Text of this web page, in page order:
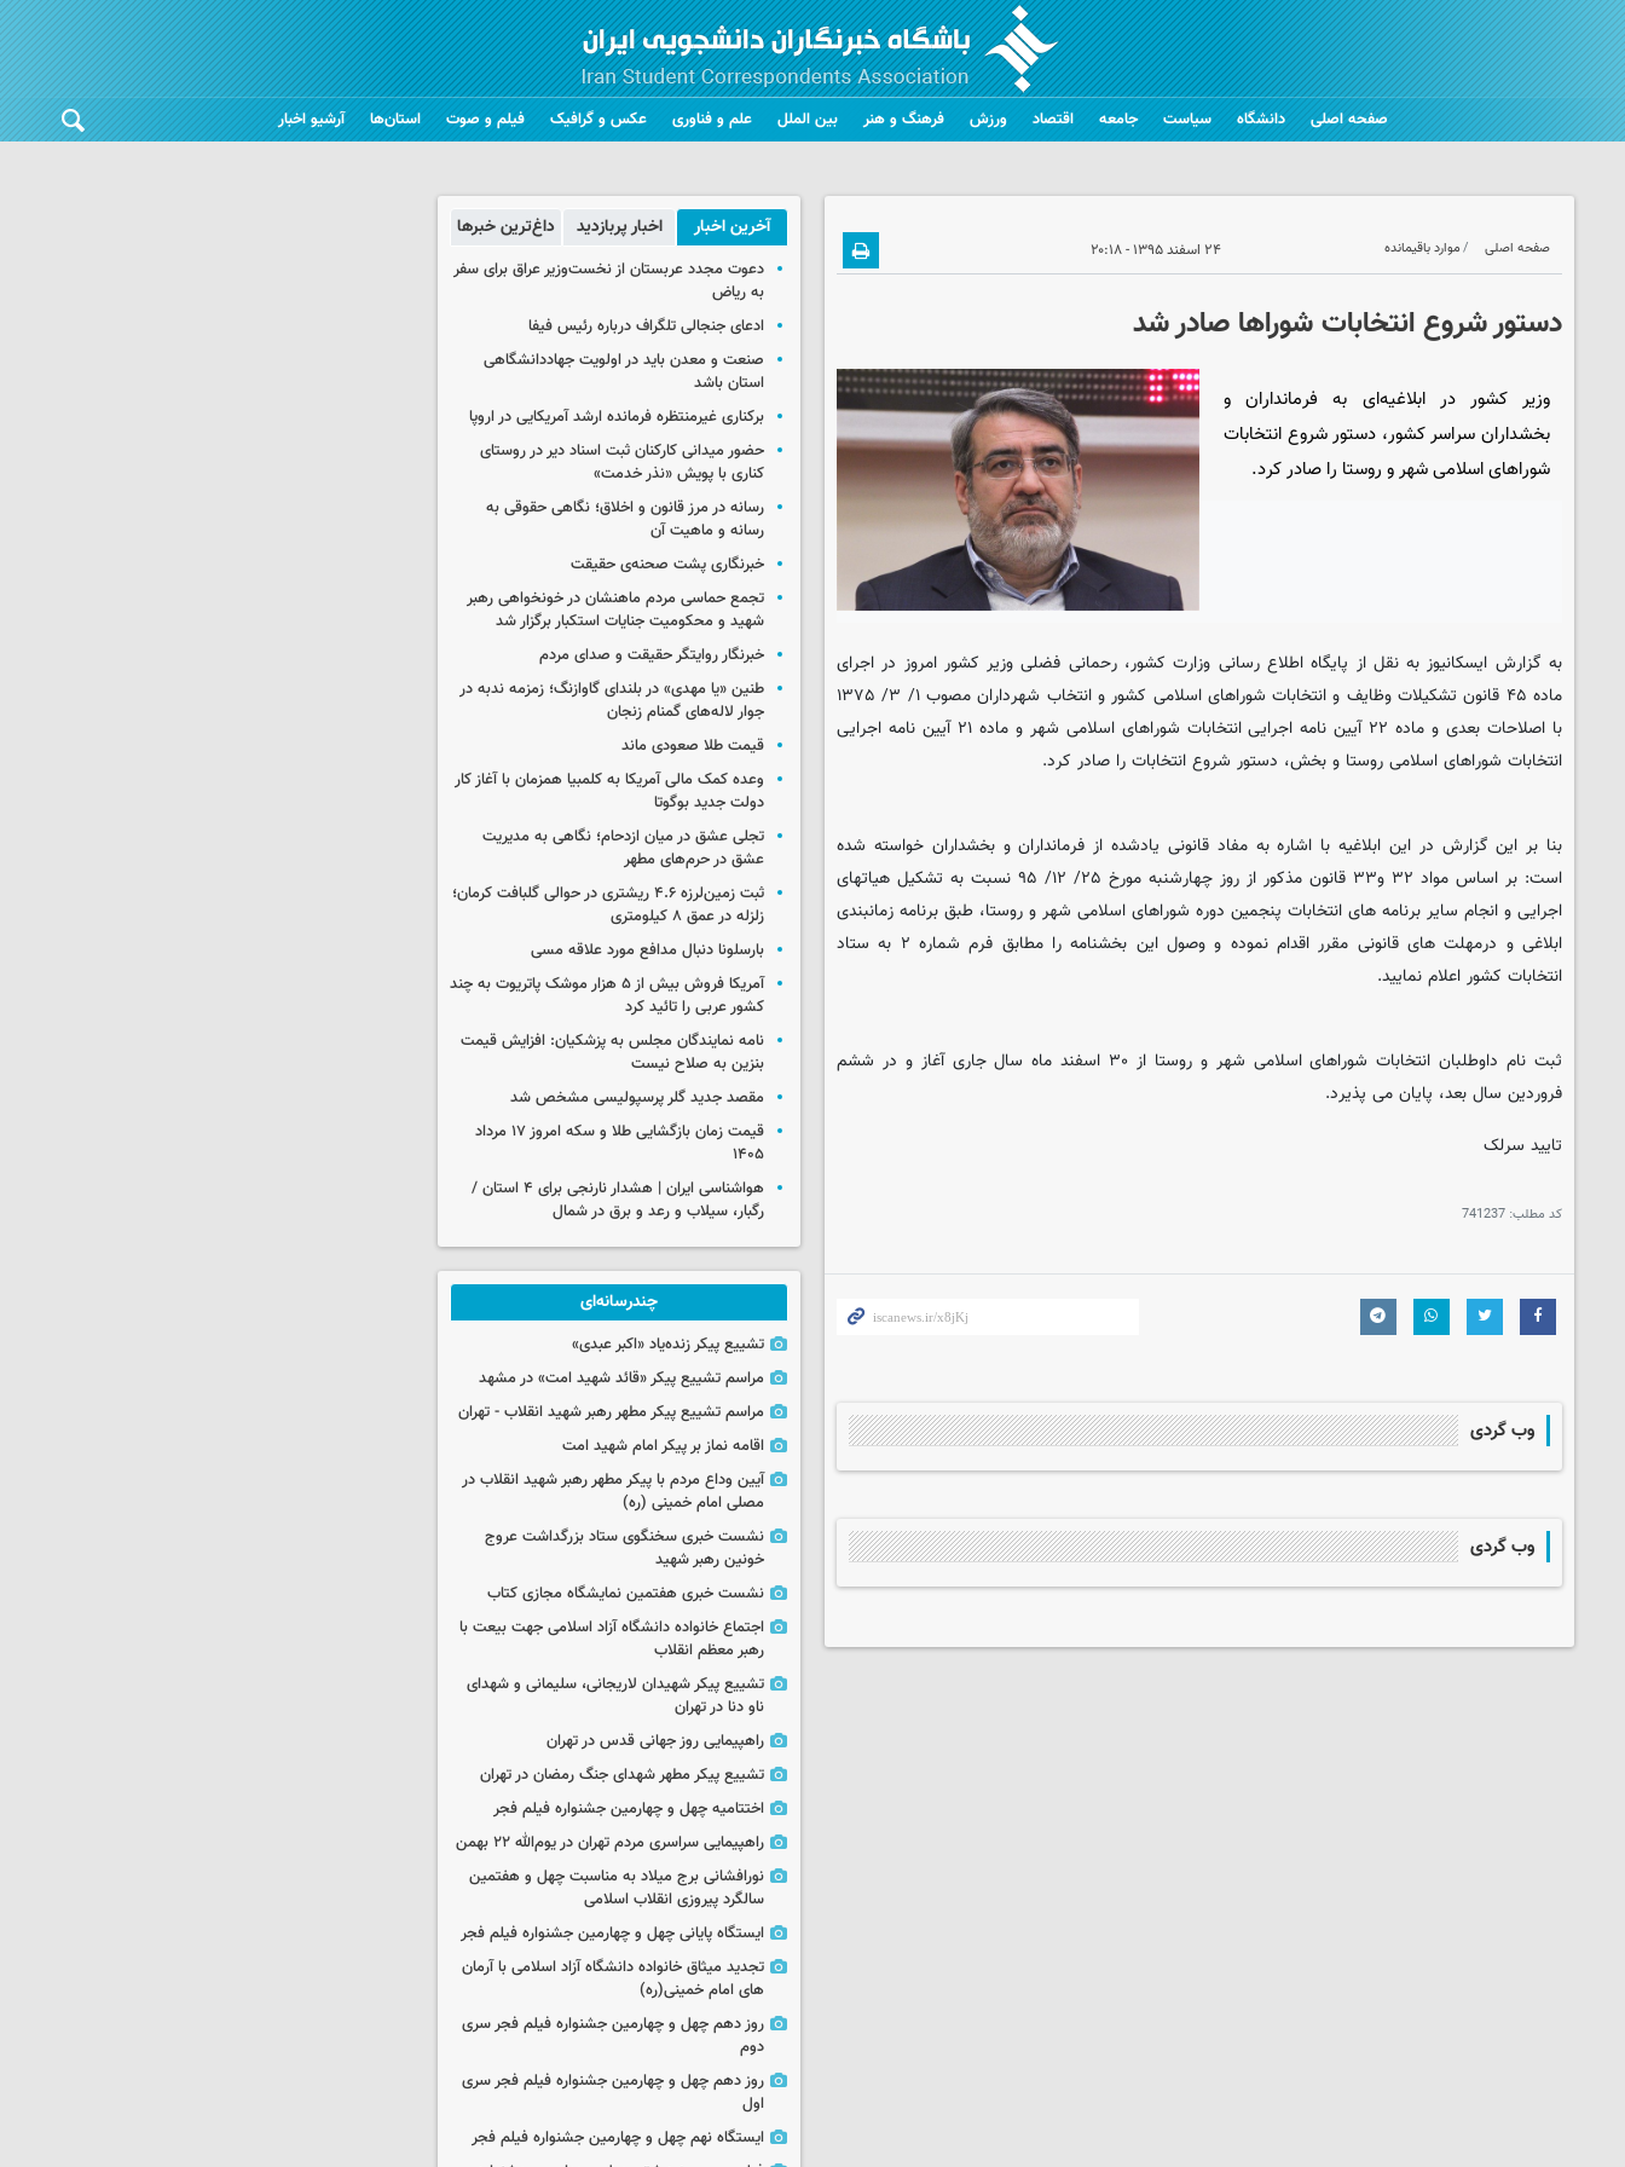
صفحه اصلی دانشگاه سیاست جامعه اقتصاد ورزش فرهنگ و هنر بین الملل علم و فناوری عکس و گرافیک فیلم و صوت استان‌ها آرشیو اخبار
صفحه اصلی موارد باقیمانده ۲۴ اسفند ۱۳۹۵ - ۲۰:۱۸
دستور شروع انتخابات شوراها صادر شد
وزیر کشور در ابلاغیه‌ای به فرمانداران و
بخشداران سراسر کشور، دستور شروع انتخابات
شوراهای اسلامی شهر و روستا را صادر کرد.
به گزارش ایسکانیوز به نقل از پایگاه اطلاع رسانی وزارت کشور، رحمانی فضلی وزیر کشور امروز در اجرای
ماده ۴۵ قانون تشکیلات وظایف و انتخابات شوراهای اسلامی کشور و انتخاب شهرداران مصوب ۱/ ۳/ ۱۳۷۵
با اصلاحات بعدی و ماده ۲۲ آیین نامه اجرایی انتخابات شوراهای اسلامی شهر و ماده ۲۱ آیین نامه اجرایی
انتخابات شوراهای اسلامی روستا و بخش، دستور شروع انتخابات را صادر کرد.
بنا بر این گزارش در این ابلاغیه با اشاره به مفاد قانونی یادشده از فرمانداران و بخشداران خواسته شده
است: بر اساس مواد ۳۲ و۳۳ قانون مذکور از روز چهارشنبه مورخ ۲۵/ ۱۲/ ۹۵ نسبت به تشکیل هیاتهای
اجرایی و انجام سایر برنامه های انتخابات پنجمین دوره شوراهای اسلامی شهر و روستا، طبق برنامه زمانبندی
ابلاغی و درمهلت های قانونی مقرر اقدام نموده و وصول این بخشنامه را مطابق فرم شماره ۲ به ستاد
انتخابات کشور اعلام نمایید.
ثبت نام داوطلبان انتخابات شوراهای اسلامی شهر و روستا از ۳۰ اسفند ماه سال جاری آغاز و در ششم
فروردین سال بعد، پایان می پذیرد.
تایید سرلک
کد مطلب: 741237
وب گردی
وب گردی
آخرین اخبار اخبار پربازدید داغ‌ترین خبرها
دعوت مجدد عربستان از نخست‌وزیر عراق برای سفر
به ریاض
ادعای جنجالی تلگراف درباره رئیس فیفا
صنعت و معدن باید در اولویت جهاددانشگاهی
استان باشد
برکناری غیرمنتظره فرمانده ارشد آمریکایی در اروپا
حضور میدانی کارکنان ثبت اسناد دیر در روستای
کناری با پویش «نذر خدمت»
رسانه در مرز قانون و اخلاق؛ نگاهی حقوقی به
رسانه و ماهیت آن
خبرنگاری پشت صحنه‌ی حقیقت
تجمع حماسی مردم ماهنشان در خونخواهی رهبر
شهید و محکومیت جنایات استکبار برگزار شد
خبرنگار روایتگر حقیقت و صدای مردم
طنین «یا مهدی» در بلندای گاوازنگ؛ زمزمه ندبه در
جوار لاله‌های گمنام زنجان
قیمت طلا صعودی ماند
وعده کمک مالی آمریکا به کلمبیا همزمان با آغاز کار
دولت جدید بوگوتا
تجلی عشق در میان ازدحام؛ نگاهی به مدیریت
عشق در حرم‌های مطهر
ثبت زمین‌لرزه ۴.۶ ریشتری در حوالی گلبافت کرمان؛
زلزله در عمق ۸ کیلومتری
بارسلونا دنبال مدافع مورد علاقه مسی
آمریکا فروش بیش از ۵ هزار موشک پاتریوت به چند
کشور عربی را تائید کرد
نامه نمایندگان مجلس به پزشکیان: افزایش قیمت
بنزین به صلاح نیست
مقصد جدید گلر پرسپولیسی مشخص شد
قیمت زمان بازگشایی طلا و سکه امروز ۱۷ مرداد
۱۴۰۵
هواشناسی ایران | هشدار نارنجی برای ۴ استان /
رگبار، سیلاب و رعد و برق در شمال
چندرسانه‌ای
تشییع پیکر زنده‌یاد «اکبر عبدی»
مراسم تشییع پیکر «قائد شهید امت» در مشهد
مراسم تشییع پیکر مطهر رهبر شهید انقلاب - تهران
اقامه نماز بر پیکر امام شهید امت
آیین وداع مردم با پیکر مطهر رهبر شهید انقلاب در
مصلی امام خمینی (ره)
نشست خبری سخنگوی ستاد بزرگداشت عروج
خونین رهبر شهید
نشست خبری هفتمین نمایشگاه مجازی کتاب
اجتماع خانواده دانشگاه آزاد اسلامی جهت بیعت با
رهبر معظم انقلاب
تشییع پیکر شهیدان لاریجانی، سلیمانی و شهدای
ناو دنا در تهران
راهپیمایی روز جهانی قدس در تهران
تشییع پیکر مطهر شهدای جنگ رمضان در تهران
اختتامیه چهل و چهارمین جشنواره فیلم فجر
راهپیمایی سراسری مردم تهران در یوم‌الله ۲۲ بهمن
نورافشانی برج میلاد به مناسبت چهل‌ و هفتمین
سالگرد پیروزی انقلاب اسلامی
ایستگاه پایانی چهل و چهارمین جشنواره فیلم فجر
تجدید میثاق خانواده دانشگاه آزاد اسلامی با آرمان
های امام خمینی(ره)
روز دهم چهل و چهارمین جشنواره فیلم فجر سری
دوم
روز دهم چهل و چهارمین جشنواره فیلم فجر سری
اول
ایستگاه نهم چهل و چهارمین جشنواره فیلم فجر